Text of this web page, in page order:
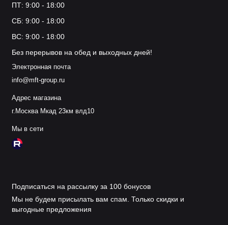
ПТ: 9:00 - 18:00
СБ: 9:00 - 18:00
ВС: 9:00 - 18:00
Без перерывов на обед и выходных дней!
Электронная почта
info@mft-group.ru
Адрес магазина
г.Москва Мкад 23км влд10
Мы в сети
Подписаться на рассылку за 100 бонусов
Мы не будем присылать вам спам. Только скидки и
выгодные предложения